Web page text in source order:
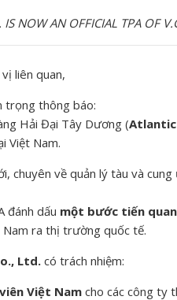
AN OFFICIAL TPA OF
liên quan,
trọng thông báo:
Hải Đại Tây Dương (Atlantic
Việt Nam.
chuyên về quản lý tàu và
đánh dấu một bước tiến
Nam ra thị trường quốc tế.
Ltd. có trách nhiệm:
Việt Nam cho các công ty